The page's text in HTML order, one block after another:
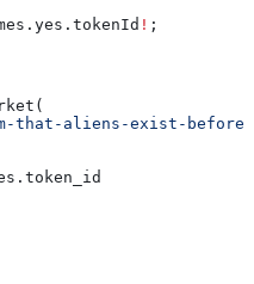
. yes . tokenId ! ;
aliens-exist-before-